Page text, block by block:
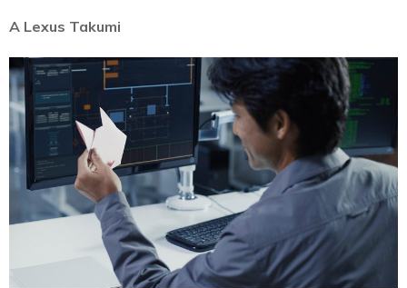
A Lexus Takumi